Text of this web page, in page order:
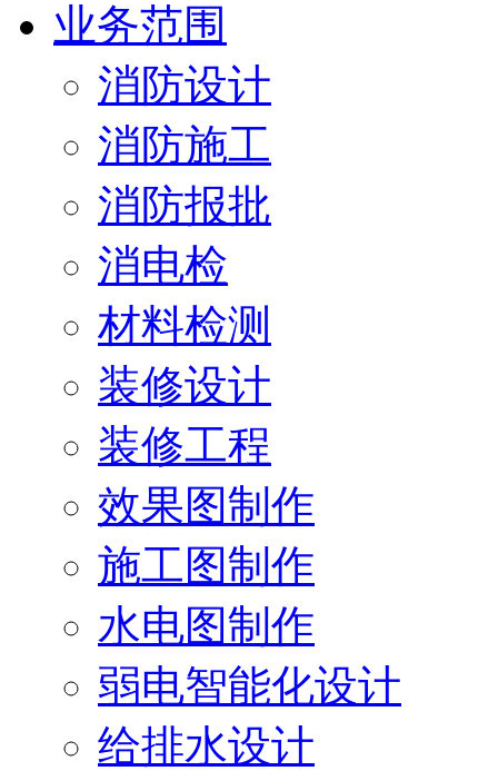
业务范围
消防设计
消防施工
消防报批
消电检
材料检测
装修设计
装修工程
效果图制作
施工图制作
水电图制作
弱电智能化设计
给排水设计